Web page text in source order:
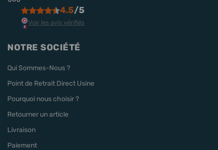
4.5/5
Voir les avis vérifiés
NOTRE SOCIÉTÉ
Qui Sommes-Nous ?
Point de Retrait Direct Usine
Pourquoi nous choisir ?
Retourner un article
Livraison
Paiement